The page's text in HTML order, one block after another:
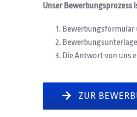
Unser Bewerbungsprozess
Bewerbungsformular
Die Antwort von uns
ZUR